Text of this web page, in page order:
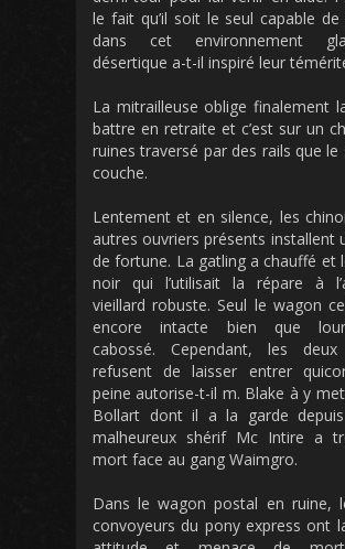
le fait qu’il soit le seul capable de
dans cet environnement
désertique a-t-il inspiré leur
La mitrailleuse oblige finalement
battre en retraite et c’est sur un
ruines traversé par des rails que le
couche.
Lentement et en silence, les
autres ouvriers présents installent
de fortune. La gatling a chauffé et
noir qui l’utilisait la répare à
vieillard robuste. Seul le wagon
encore intacte bien que
cabossé. Cependant, les deux
refusent de laisser entrer
peine autorise-t-il m. Blake à y
Bollart dont il a la garde
malheureux shérif Mc Intire a
mort face au gang Waimgro.
Dans le wagon postal en ruine,
convoyeurs du pony express ont